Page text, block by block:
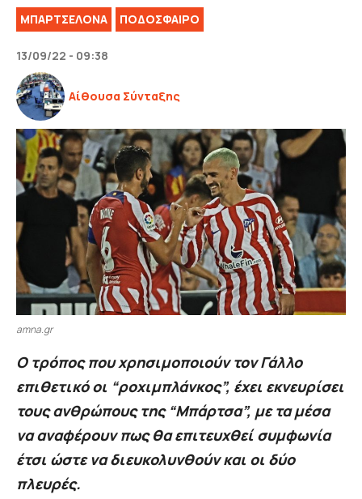
ΜΠΑΡΤΣΕΛΟΝΑ ΠΟΔΟΣΦΑΙΡΟ
13/09/22 - 09:38
Αίθουσα Σύνταξης
amna.gr
Ο τρόπος που χρησιμοποιούν τον Γάλλο
επιθετικό οι “ροχιμπλάνκος”, έχει εκνευρίσει
τους ανθρώπους της “Μπάρτσα”, με τα μέσα
να αναφέρουν πως θα επιτευχθεί συμφωνία
έτσι ώστε να διευκολυνθούν και οι δύο
πλευρές.